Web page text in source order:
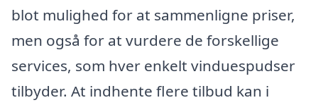
blot mulighed for at sammenligne priser,
men også for at vurdere de forskellige
services, som hver enkelt vinduespudser
tilbyder. At indhente flere tilbud kan i